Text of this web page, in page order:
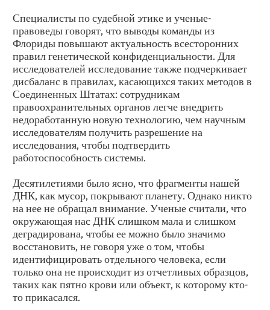
Специалисты по судебной этике и ученые-
правоведы говорят, что выводы команды из
Флориды повышают актуальность всесторонних
правил генетической конфиденциальности. Для
исследователей исследование также подчеркивает
дисбаланс в правилах, касающихся таких методов в
Соединенных Штатах: сотрудникам
правоохранительных органов легче внедрить
недоработанную новую технологию, чем научным
исследователям получить разрешение на
исследования, чтобы подтвердить
работоспособность системы.
Десятилетиями было ясно, что фрагменты нашей
ДНК, как мусор, покрывают планету. Однако никто
на нее не обращал внимание. Ученые считали, что
окружающая нас ДНК слишком мала и слишком
деградирована, чтобы ее можно было значимо
восстановить, не говоря уже о том, чтобы
идентифицировать отдельного человека, если
только она не происходит из отчетливых образцов,
таких как пятно крови или объект, к которому кто-
то прикасался.